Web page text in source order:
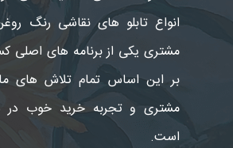
انواع تابلو های نقاشی رنگ
مشتری یکی از برنامه های اصلی
بر این اساس تمام تلاش های
مشتری و تجربه خرید خوب در
است.